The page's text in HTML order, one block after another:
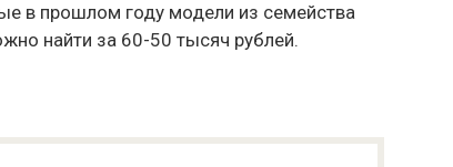
в прошлом году модели из семейства
найти за 60-50 тысяч рублей.